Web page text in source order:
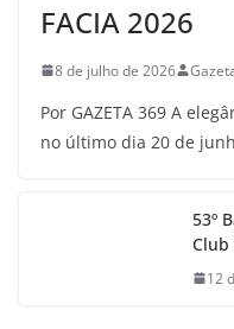
FACIA 2026
8 de julho de 2026
Por GAZETA 369 A
no último dia 20 de
53º
Club
12